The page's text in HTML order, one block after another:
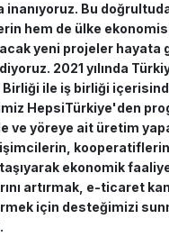
inanıyoruz. Bu
hem de ülke
yeni projeler hayata
2021 yılında
ile iş birliği
HepsiTürkiye'den
ve yöreye ait üretim
ekonomik
artırmak, e-ticaret
için desteğimizi